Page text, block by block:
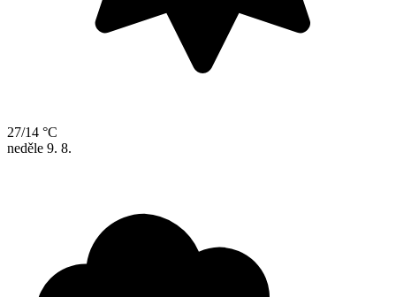
27/14 °C
neděle 9. 8.